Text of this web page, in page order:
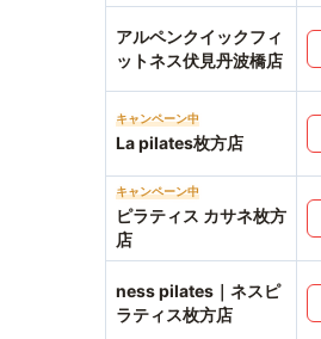
アルペンクイックフィ
ットネス伏見丹波橋店
キャンペーン中
La pilates枚方店
キャンペーン中
ピラティス カサネ枚方
店
ness pilates｜ネスピ
ラティス枚方店